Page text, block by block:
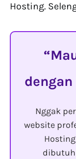
Hosting.
Nggak
website